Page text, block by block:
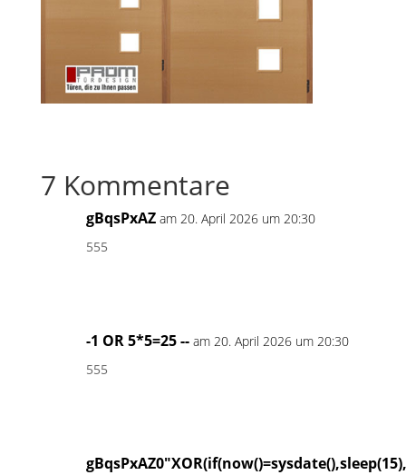
7 Kommentare
gBqsPxAZ am 20. April 2026 um 20:30
555
-1 OR 5*5=25 -- am 20. April 2026 um 20:30
555